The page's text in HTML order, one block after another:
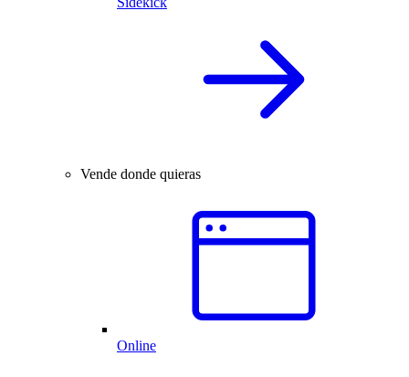
Vende donde quieras
Online